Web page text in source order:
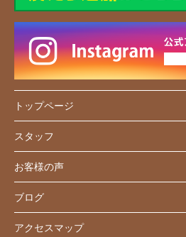
トップページ
スタッフ
お客様の声
ブログ
アクセスマップ